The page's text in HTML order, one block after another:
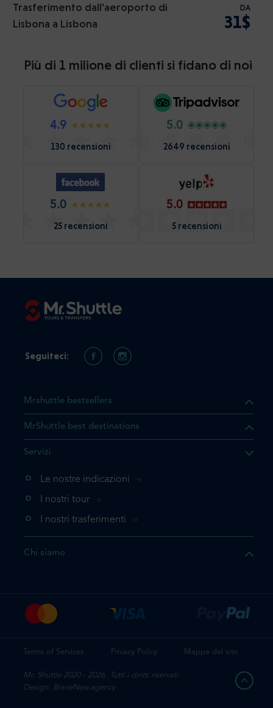
Trasferimento dall'aeroporto di
Lisbona a Lisbona
DA
31$
Più di 1 milione di clienti si fidano di noi
4.9
130 recensioni
5.0
2649 recensioni
5.0
25 recensioni
5.0
5 recensioni
il prodotto che state
nuovamente, la
Mrshuttle bestsellers
MrShuttle best destinations
Servizi
Le nostre indicazioni
I nostri tour
I nostri trasferimenti
Chi siamo
Seguiteci:
Terms of Services Privacy Policy Mappa del sito
Mr. Shuttle 2020 - 2026. Tutti i diritti riservati.
Design: BraveNew.agency